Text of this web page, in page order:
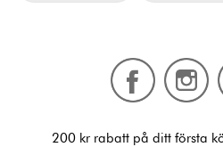
200 kr rabatt på ditt första